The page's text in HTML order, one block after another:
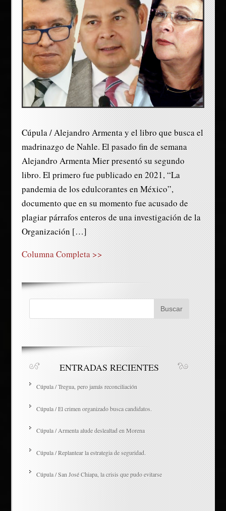
Cúpula / Alejandro Armenta y el libro que busca el
madrinazgo de Nahle. El pasado fin de semana
Alejandro Armenta Mier presentó su segundo
libro. El primero fue publicado en 2021, “La
pandemia de los edulcorantes en México”,
documento que en su momento fue acusado de
plagiar párrafos enteros de una investigación de la
Organización […]
Columna Completa >>
ENTRADAS RECIENTES
Cúpula / Tregua, pero jamás reconciliación
Cúpula / El crimen organizado busca candidatos.
Cúpula / Armenta alude deslealtad en Morena
Cúpula / Replantear la estrategia de seguridad.
Cúpula / San José Chiapa, la crisis que pudo evitarse